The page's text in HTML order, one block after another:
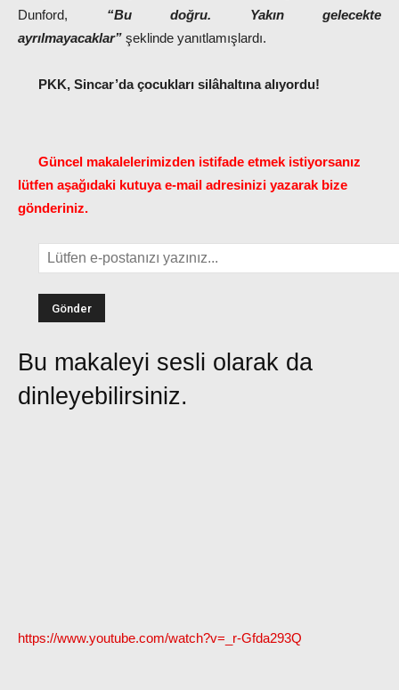
Dunford, “Bu doğru. Yakın gelecekte
ayrılmayacaklar” şeklinde yanıtlamışlardı.
PKK, Sincar’da çocukları silâhaltına alıyordu!
Güncel makalelerimizden istifade etmek istiyorsanız
lütfen aşağıdaki kutuya e-mail adresinizi yazarak bize
gönderiniz.
Bu makaleyi sesli olarak da
dinleyebilirsiniz.
https://www.youtube.com/watch?v=_r-Gfda293Q